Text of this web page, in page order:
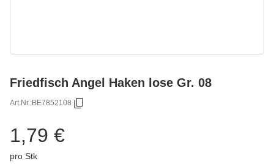
Friedfisch Angel Haken lose Gr. 08
Art.Nr.:BE7852108
1,79 €
pro Stk